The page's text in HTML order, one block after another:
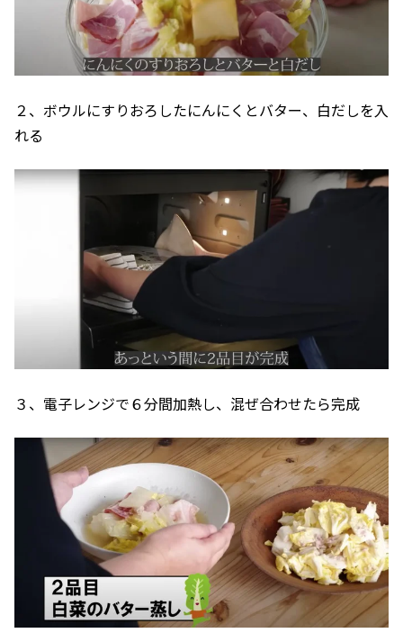
２、ボウルにすりおろしたにんにくとバター、白だしを入
れる
３、電子レンジで６分間加熱し、混ぜ合わせたら完成